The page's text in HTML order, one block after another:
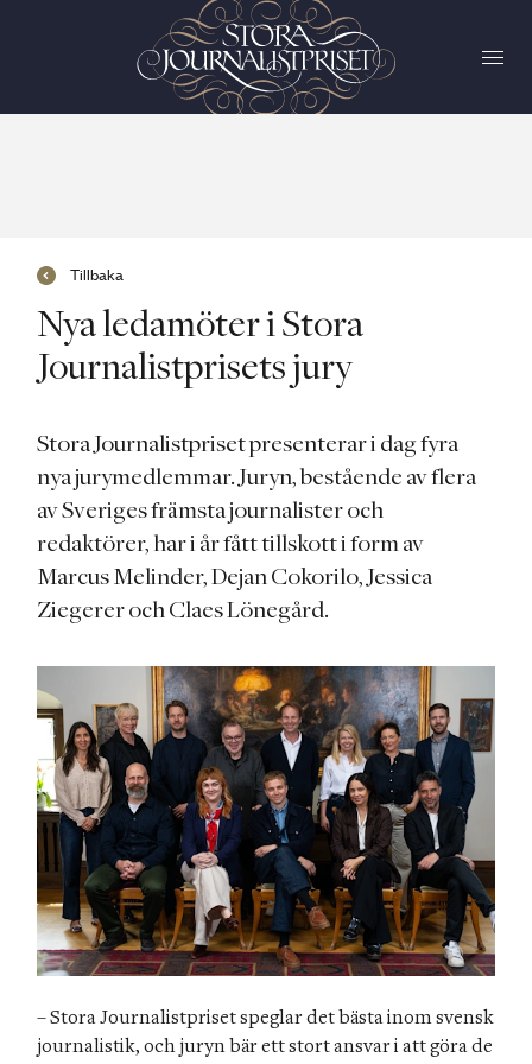
Nya ledamöter i Stora
Journalistprisets jury
Stora Journalistpriset presenterar i dag fyra
nya jurymedlemmar. Juryn, bestående av flera
av Sveriges främsta journalister och
redaktörer, har i år fått tillskott i form av
Marcus Melinder, Dejan Cokorilo, Jessica
Ziegerer och Claes Lönegård.
– Stora Journalistpriset speglar det bästa inom svensk
journalistik, och juryn bär ett stort ansvar i att göra de
Tillbaka